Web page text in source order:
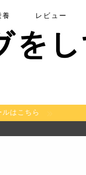
養 レビュー
ルはこちら